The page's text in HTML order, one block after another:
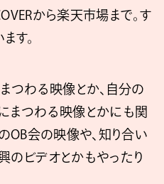
から楽天市場まで。す
す。
つわる映像とか、自分の
まつわる映像とかにも関
OB会の映像や、知り合い
のビデオとかもやったり